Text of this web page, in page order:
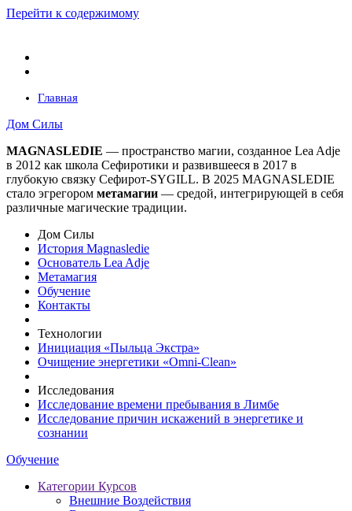
Перейти к содержимому
Главная
Дом Силы
MAGNASLEDIE — пространство магии, созданное Lea Adje
в 2012 как школа Сефиротики и развившееся в 2017 в
глубокую связку Сефирот-SYGILL. В 2025 MAGNASLEDIE
стало эгрегором метамагии — средой, интегрирующей в себя
различные магические традиции.
Дом Силы
История Magnasledie
Основатель Lea Adje
Метамагия
Обучение
Контакты
Технологии
Инициация «Пыльца Экстра»
Очищение энергетики «Omni-Clean»
Исследования
Исследование времени пребывания в Лимбе
Исследование причин искажений в энергетике и
сознании
Обучение
Категории Курсов
Внешние Воздействия